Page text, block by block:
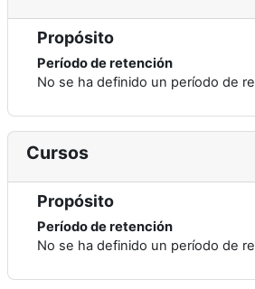
Propósito
Período de retención
No se ha definido un período de
Cursos
Propósito
Período de retención
No se ha definido un período de